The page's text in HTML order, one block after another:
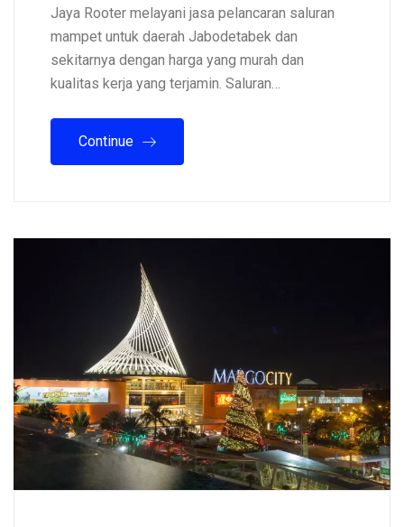
Jaya Rooter melayani jasa pelancaran saluran
mampet untuk daerah Jabodetabek dan
sekitarnya dengan harga yang murah dan
kualitas kerja yang terjamin. Saluran…
Continue